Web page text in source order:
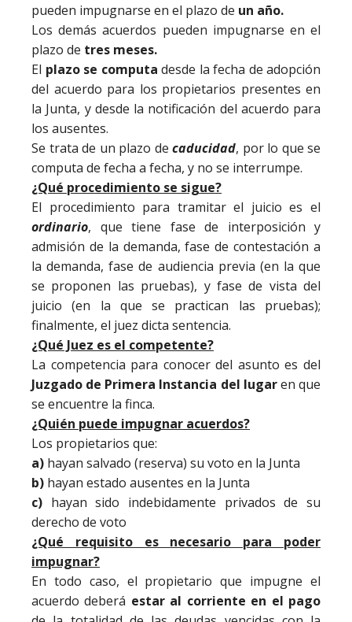
pueden impugnarse en el plazo de un año.
Los demás acuerdos pueden impugnarse en el
plazo de tres meses.
El plazo se computa desde la fecha de adopción
del acuerdo para los propietarios presentes en
la Junta, y desde la notificación del acuerdo para
los ausentes.
Se trata de un plazo de caducidad, por lo que se
computa de fecha a fecha, y no se interrumpe.
¿Qué procedimiento se sigue?
El procedimiento para tramitar el juicio es el
ordinario, que tiene fase de interposición y
admisión de la demanda, fase de contestación a
la demanda, fase de audiencia previa (en la que
se proponen las pruebas), y fase de vista del
juicio (en la que se practican las pruebas);
finalmente, el juez dicta sentencia.
¿Qué Juez es el competente?
La competencia para conocer del asunto es del
Juzgado de Primera Instancia del lugaren que
se encuentre la finca.
¿Quién puede impugnar acuerdos?
Los propietarios que:
a) hayan salvado (reserva) su voto en la Junta
b) hayan estado ausentes en la Junta
c) hayan sido indebidamente privados de su
derecho de voto
¿Qué requisito es necesario para poder
impugnar?
En todo caso, el propietario que impugne el
acuerdo deberá estar al corriente en el pago